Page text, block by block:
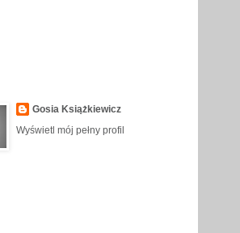
Gosia Książkiewicz
Wyświetl mój pełny profil